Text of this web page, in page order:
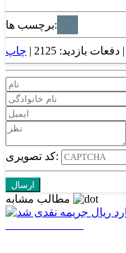
برچسب ها:
دفعات بازدید: 2125 | چاپ
کد تصویری: